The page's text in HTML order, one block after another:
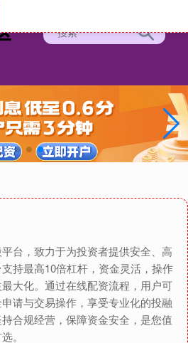
台，致力于为投资者提供安全、高
持最高10倍杠杆，资金灵活，操作
大化。通过在线配资流程，用户可
请与交易操作，享受专业化的投融
合规经营，保障资金安全，是您值
。